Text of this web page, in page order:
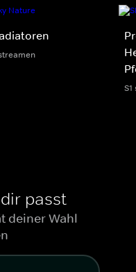
passt
deiner Wahl